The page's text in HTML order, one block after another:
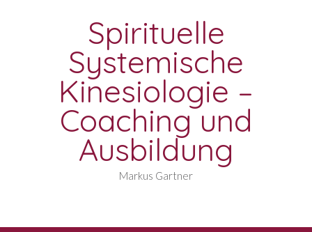
Spirituelle
Systemische
Kinesiologie –
Coaching und
Ausbildung
Markus Gartner